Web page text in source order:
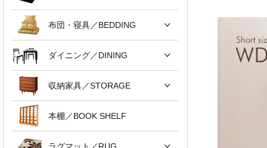
布団・寝具／BEDDING
ダイニング／DINING
収納家具／STORAGE
本棚／BOOK SHELF